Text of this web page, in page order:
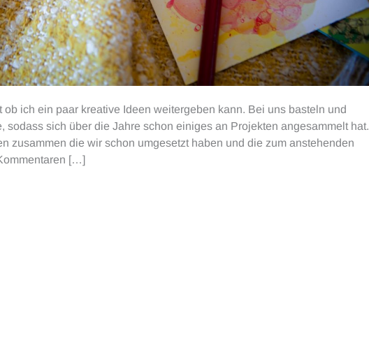
ob ich ein paar kreative Ideen weitergeben kann. Bei uns basteln und
sodass sich über die Jahre schon einiges an Projekten angesammelt hat.
zusammen die wir schon umgesetzt haben und die zum anstehenden
[…]